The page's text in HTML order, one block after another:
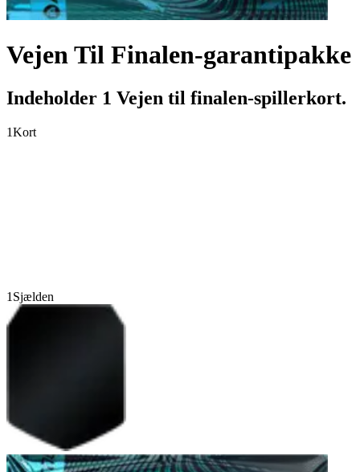
Vejen Til Finalen-garantipakke
Indeholder 1 Vejen til finalen-spillerkort.
1Kort
1 Sjælden